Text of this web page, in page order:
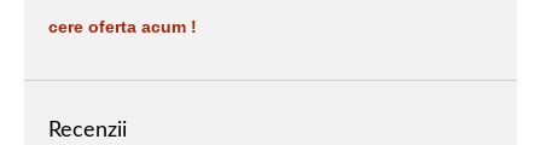
cere oferta acum !
Recenzii